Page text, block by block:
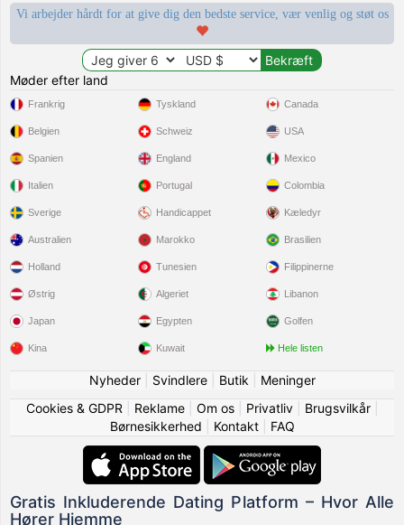
Vi arbejder hårdt for at give dig den bedste service, vær venlig og støt os
Møder efter land
Frankrig
Belgien
Spanien
Italien
Sverige
Tyskland
Schweiz
England
Portugal
Handicappet
Canada
USA
Mexico
Colombia
Kæledyr
Australien
Holland
Østrig
Japan
Kina
Marokko
Tunesien
Algeriet
Egypten
Kuwait
Brasilien
Filippinerne
Libanon
Golfen
Hele listen
Nyheder| Svindlere| Butik
Meninger
Cookies & GDPR
Reklame| Om os| Privatliv| Brugsvilkår|
Børnesikkerhed
Kontakt| FAQ
Gratis Inkluderende Dating Platform – Hvor Alle
Hører Hjemme